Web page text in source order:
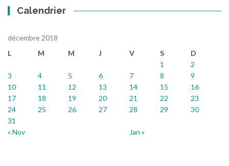
Calendrier
décembre 2018
L
M M J V S D
« Nov Jan »
1
2
3
4 5 6 7 8
9
10
11 12 13 14 15
16
17
18 19 20 21 22
23
24
25 26 27 28 29
30
31